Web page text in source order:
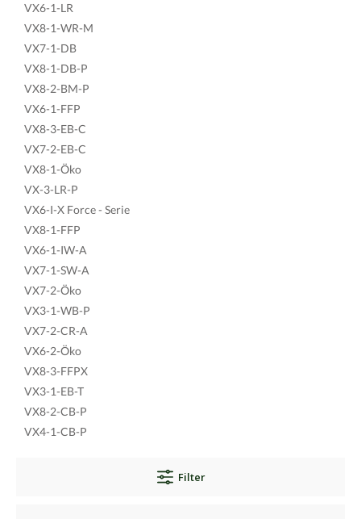
VX6-1-LR
VX8-1-WR-M
VX7-1-DB
VX8-1-DB-P
VX8-2-BM-P
VX6-1-FFP
VX8-3-EB-C
VX7-2-EB-C
VX8-1-Öko
VX-3-LR-P
VX6-I-X Force - Serie
VX8-1-FFP
VX6-1-IW-A
VX7-1-SW-A
VX7-2-Öko
VX3-1-WB-P
VX7-2-CR-A
VX6-2-Öko
VX8-3-FFPX
VX3-1-EB-T
VX8-2-CB-P
VX4-1-CB-P
Filter